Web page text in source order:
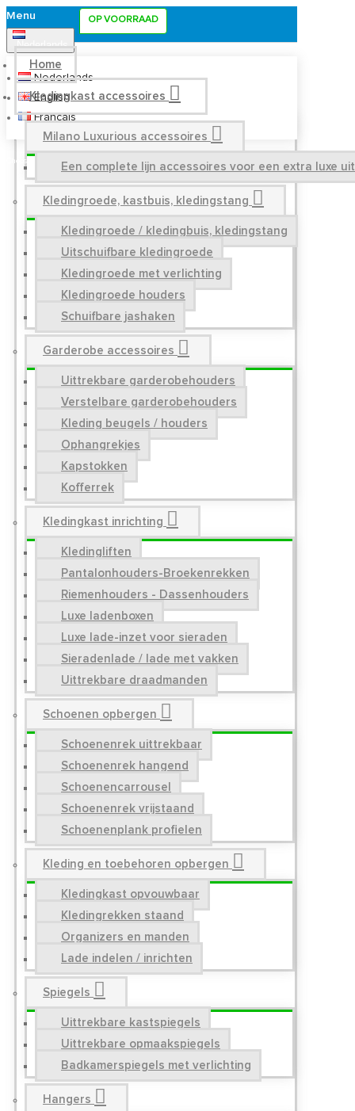
Menu
Nederlands
Nederlands
English
Français
Home
Kledingkast accessoires
Milano Luxurious accessoires
Een complete lijn accessoires voor een extra luxe
Kledingroede, kastbuis, kledingstang
Kledingroede / kledingbuis, kledingstang
Uitschuifbare kledingroede
Kledingroede met verlichting
Kledingroede houders
Schuifbare jashaken
Garderobe accessoires
Uittrekbare garderobehouders
Verstelbare garderobehouders
Kleding beugels / houders
Ophangrekjes
Kapstokken
Kofferrek
Kledingkast inrichting
Kledingliften
Pantalonhouders-Broekenrekken
Riemenhouders - Dassenhouders
Luxe ladenboxen
Luxe lade-inzet voor sieraden
Sieradenlade / lade met vakken
Uittrekbare draadmanden
Schoenen opbergen
Schoenenrek uittrekbaar
Schoenenrek hangend
Schoenencarrousel
Schoenenrek vrijstaand
Schoenenplank profielen
Kleding en toebehoren opbergen
Kledingkast opvouwbaar
Kledingrekken staand
Organizers en manden
Lade indelen / inrichten
Spiegels
Uittrekbare kastspiegels
Uittrekbare opmaakspiegels
Badkamerspiegels met verlichting
Hangers
OP VOORRAAD